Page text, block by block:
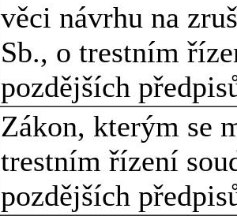
věci návrhu na
Sb., o trestním
pozdějších
Zákon, kterým se
trestním řízení
pozdějších